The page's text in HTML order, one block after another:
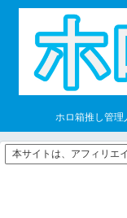
ホロ箱推し管理
本サイトは、アフィリエ